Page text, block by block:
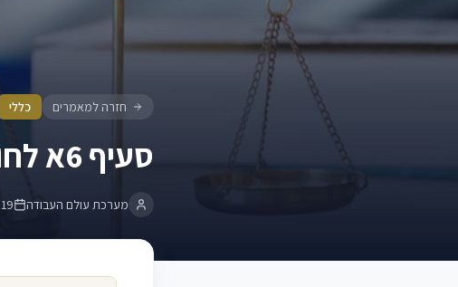
חזרה למאמרים כללי
סעיף 6א לחוק – פרסום מידע
מערכת עולם העבודה 19 בספטמבר 2020